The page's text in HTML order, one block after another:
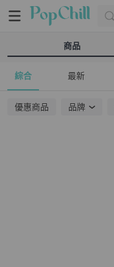
商品
綜合 最新
優惠商品 品牌